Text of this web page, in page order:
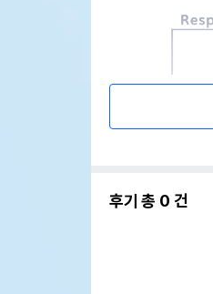
후기 총 0 건